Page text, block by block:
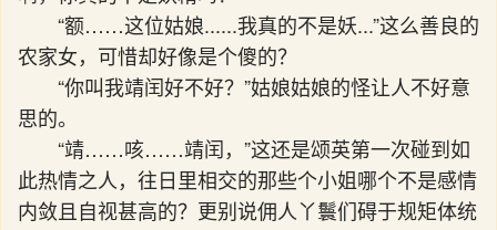
“额……这位姑娘......我真的不是妖...”这么善良的
农家女，可惜却好像是个傻的？
“你叫我靖闰好不好？”姑娘姑娘的怪让人不好意
思的。
“靖……咳……靖闰，”这还是颂英第一次碰到如
此热情之人，往日里相交的那些个小姐哪个不是感情
内敛且自视甚高的？更别说佣人丫鬟们碍于规矩体统